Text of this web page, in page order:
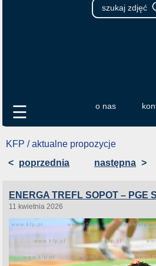
o nas
☰
KFP / aktualne propozycje
< poprzednia następna >
ENERGA TREFL SOPOT – PGE
11 kwietnia 2026